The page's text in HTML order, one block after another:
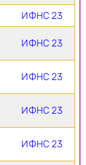
ИФНС 23
ИФНС 23
ИФНС 23
ИФНС 23
ИФНС 23